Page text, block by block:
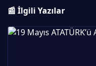
📰 İlgili Yazılar